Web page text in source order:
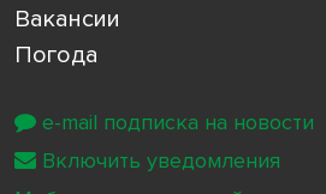
Вакансии
Погода
e-mail подписка на новости
Включить уведомления